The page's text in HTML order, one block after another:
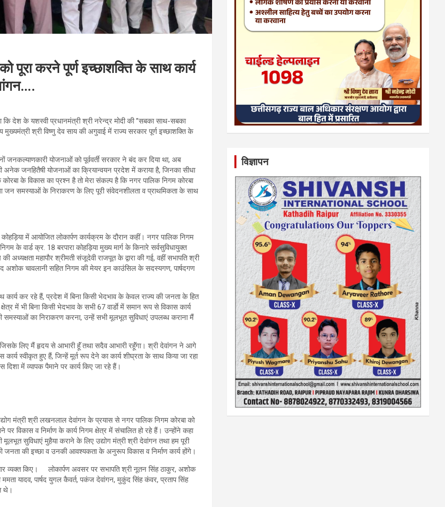
करने पूर्ण इच्छाशक्ति के साथ कार्य
देश के यशस्वी प्रधानमंत्री श्री नरेन्द्र मोदी की ’’सबका साथ-सबका
श्री विष्णु देव साय की अगुवाई में राज्य सरकार पूर्ण इच्छाशक्ति के
जनकल्याणकारी योजनाओं को पूर्ववर्ती सरकार ने बंद कर दिया था, अब
जनहितैषी योजनाओं का क्रियान्वयन प्रदेश में कराया है, जिनका सीधा
के विकास का प्रश्न है तो मेरा संकल्प है कि नगर पालिक निगम कोरबा
जन समस्याओं के निराकरण के लिए पूरी संवेदनशीलता व प्राथमिकता के साथ
में आयोजित लोकार्पण कार्यक्रम के दौरान कहीं। नगर पालिक निगम
के वार्ड क्र. 18 बरपारा कोहड़िया मुख्य मार्ग के किनारे सर्वसुविधायुक्त
अध्यक्षता महापौर श्रीमती संजूदेवी राजपूत के द्वारा की गई, वहीं सभापति श्री
अशोक चावलानी सहित निगम की मेयर इन काउंसिल के सदस्यगण, पार्षदगण
कार्य कर रहे हैं, प्रदेश में बिना किसी भेदभाव के केवल राज्य की जनता के हित
में भी बिना किसी भेदभाव के सभी 67 वार्डाे में समान रूप से विकास कार्य
समस्याओं का निराकरण करना, उन्हें सभी मूलभूत सुविधाएं उपलब्ध कराना मैं
जिसके लिए मैं हृदय से आभारी हूॅं तथा सदैव आभारी रहूॅंगा। श्री देवांगन ने आगे
स्वीकृत हुए हैं, जिन्हें मूर्त रूप देने का कार्य शीघ्रता के साथ किया जा रहा
में व्यापक पैमाने पर कार्य किए जा रहे हैं।
मंत्री श्री लखनलाल देवांगन के प्रयास से नगर पालिक निगम कोरबा को
पर विकास व निर्माण के कार्य निगम क्षेत्र में संचालित हो रहे हैं। उन्होंने कहा
सुविधाएं मुहैया कराने के लिए उद्योग मंत्री श्री देवांगन तथा हम पूरी
जनता की इच्छा व उनकी आवश्यकता के अनुरूप विकास व निर्माण कार्य होंगे।
व्यक्त किए। लोकार्पण अवसर पर सभापति श्री नूतन सिंह ठाकुर, अशोक
यादव, पार्षद युगल कैवर्त, पकंज देवांगन, मुकुंद सिंह कंवर, प्रताप सिंह
थे।
विज्ञापन